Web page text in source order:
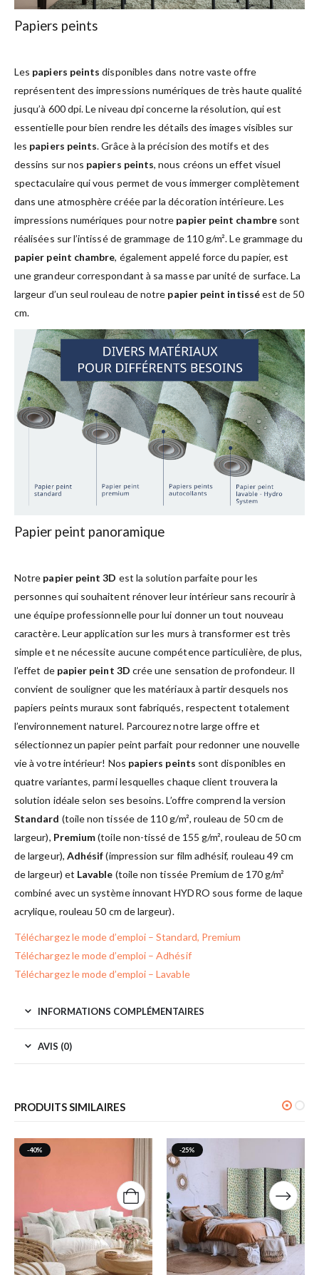
Papiers peints
Les papiers peints disponibles dans notre vaste offre
représentent des impressions numériques de très haute qualité
jusqu’à 600 dpi. Le niveau dpi concerne la résolution, qui est
essentielle pour bien rendre les détails des images visibles sur
les papiers peints. Grâce à la précision des motifs et des
dessins sur nos papiers peints, nous créons un effet visuel
spectaculaire qui vous permet de vous immerger complètement
dans une atmosphère créée par la décoration intérieure. Les
impressions numériques pour notre papier peint chambresont
réalisées sur l’intissé de grammage de 110 g/m². Le grammage du
papier peint chambre, également appelé force du papier, est
une grandeur correspondant à sa masse par unité de surface. La
largeur d’un seul rouleau de notre papier peint intisséest de 50
cm.
Papier peint panoramique
Notre papier peint 3D est la solution parfaite pour les
personnes qui souhaitent rénover leur intérieur sans recourir à
une équipe professionnelle pour lui donner un tout nouveau
caractère. Leur application sur les murs à transformer est très
simple et ne nécessite aucune compétence particulière, de plus,
l’effet de papier peint 3D crée une sensation de profondeur. Il
convient de souligner que les matériaux à partir desquels nos
papiers peints muraux sont fabriqués, respectent totalement
l’environnement naturel. Parcourez notre large offre et
sélectionnez un papier peint parfait pour redonner une nouvelle
vie à votre intérieur! Nos papiers peints sont disponibles en
quatre variantes, parmi lesquelles chaque client trouvera la
solution idéale selon ses besoins. L’offre comprend la version
Standard (toile non tissée de 110 g/m², rouleau de 50 cm de
largeur), Premium(toile non-tissé de 155 g/m², rouleau de 50 cm
de largeur), Adhésif(impression sur film adhésif, rouleau 49 cm
de largeur) et Lavable (toile non tissée Premium de 170 g/m²
combiné avec un système innovant HYDRO sous forme de laque
acrylique, rouleau 50 cm de largeur).
Téléchargez le mode d’emploi – Standard, Premium
Téléchargez le mode d’emploi – Adhésif
Téléchargez le mode d’emploi – Lavable
INFORMATIONS COMPLÉMENTAIRES
AVIS (0)
PRODUITS SIMILAIRES
-40% -25%